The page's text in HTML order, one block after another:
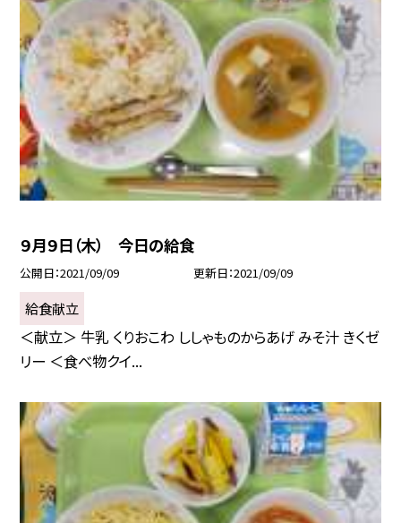
９月９日（木） 今日の給食
公開日 2021/09/09 更新日 2021/09/09
給食献立
＜献立＞ 牛乳 くりおこわ ししゃものからあげ みそ汁 きくゼ
リー ＜食べ物クイ...